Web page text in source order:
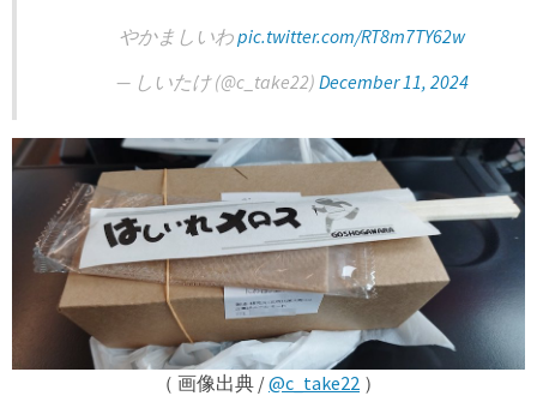
やかましいわpic.twitter.com/RT8m7TY62w
— しいたけ (@c_take22) December 11, 2024
（ 画像出典 /@c_take22 ）